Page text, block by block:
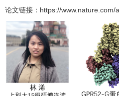
论文链接： https://